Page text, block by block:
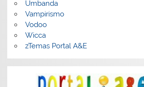
Umbanda
Vampirismo
Vodoo
Wicca
zTemas Portal A&E